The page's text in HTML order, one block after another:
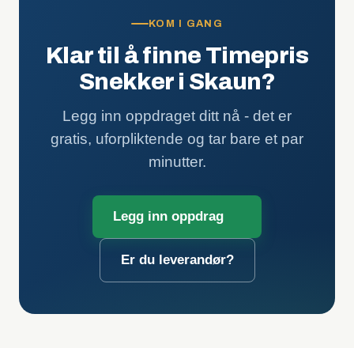
KOM I GANG
Klar til å finne Timepris
Snekker i Skaun?
Legg inn oppdraget ditt nå - det er
gratis, uforpliktende og tar bare et par
minutter.
Legg inn oppdrag
Er du leverandør?